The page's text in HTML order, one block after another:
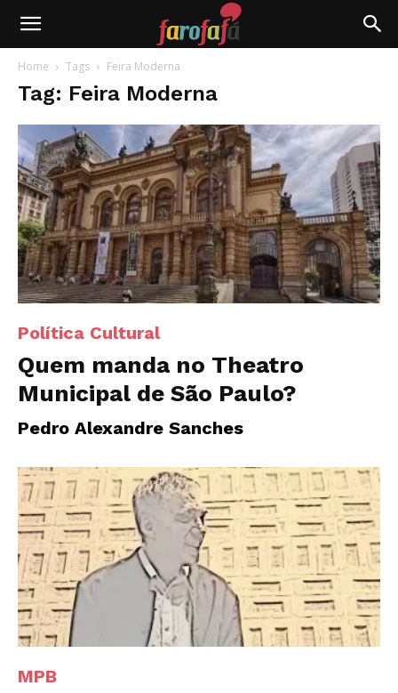
Farofafá
Home Tags Feira Moderna
Tag: Feira Moderna
Política Cultural
Quem manda no Theatro
Municipal de São Paulo?
Pedro Alexandre Sanches
MPB